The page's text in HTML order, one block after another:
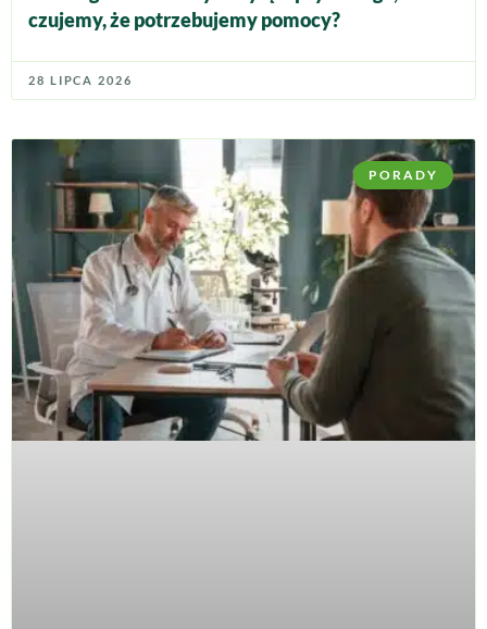
czujemy, że potrzebujemy pomocy?
28 LIPCA 2026
PORADY